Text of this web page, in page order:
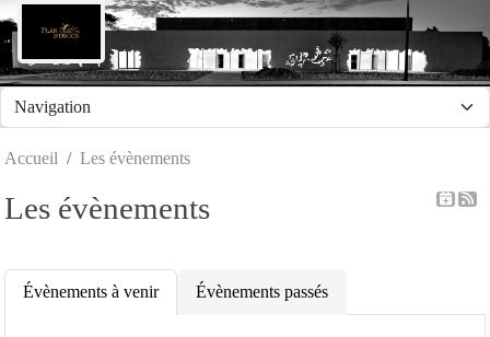
Accueil Les évènements
Les évènements
Évènements à venir Évènements passés
Panneau de gestion des cookies